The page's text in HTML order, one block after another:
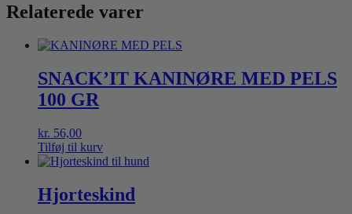
Relaterede varer
SNACK’IT KANINØRE MED PELS
100 GR
kr. 56,00
Tilføj til kurv
Hjorteskind